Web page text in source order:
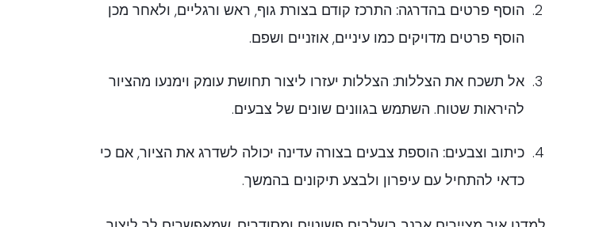
הוסף פרטים בהדרגה: התרכז קודם בצורת גוף, ראש ורגליים, ולאחר מכן
הוסף פרטים מדויקים כמו עיניים, אוזניים ושפם.
אל תשכח את הצללות: הצללות יעזרו ליצור תחושת עומק וימנעו מהציור
להיראות שטוח. השתמש בגוונים שונים של צבעים.
כיתוב וצבעים: הוספת צבעים בצורה עדינה יכולה לשדרג את הציור, אם כי
כדאי להתחיל עם עיפרון ולבצע תיקונים בהמשך.